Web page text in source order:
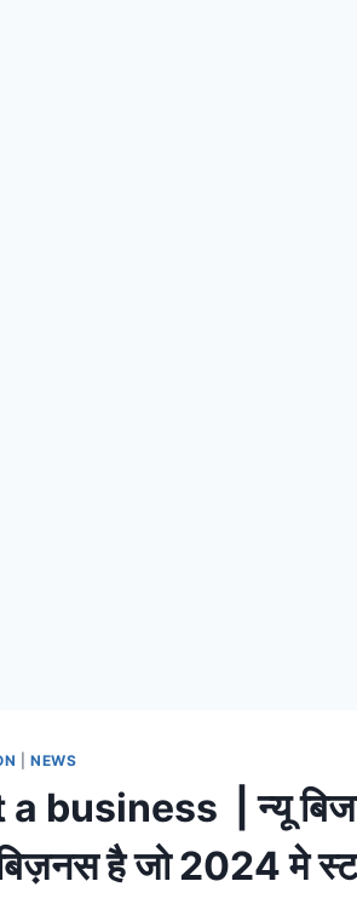
NEWS
business | न्यू
है जो 2024 मे